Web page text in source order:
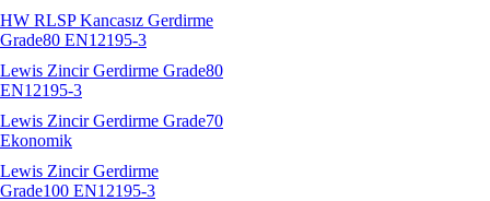
HW RLSP Kancasız Gerdirme
Grade80 EN12195-3
Lewis Zincir Gerdirme Grade80
EN12195-3
Lewis Zincir Gerdirme Grade70
Ekonomik
Lewis Zincir Gerdirme
Grade100 EN12195-3